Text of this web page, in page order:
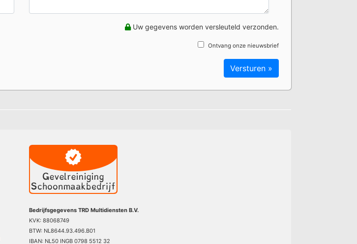
Uw gegevens worden versleuteld verzonden.
Ontvang onze nieuwsbrief
Bedrijfsgegevens TRD Multidiensten B.V.
KVK: 88068749
BTW: NL8644.93.496.B01
IBAN: NL50 INGB 0798 5512 32